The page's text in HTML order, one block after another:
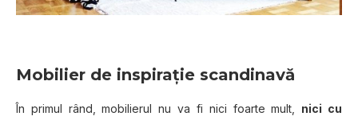
Mobilier de inspiraţie scandinavă
În primul rând, mobilierul nu va fi nici foarte mult, nici cu